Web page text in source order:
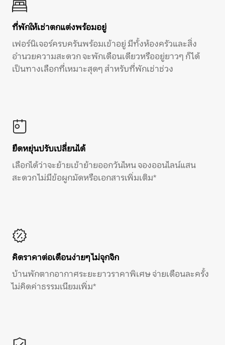
ที่พักให้เช่าตกแต่งพร้อมอยู่
เฟอร์นิเจอร์ครบครันพร้อมเข้าอยู่ มีทั้งห้องครัวและสิ่ง
อำนวยความสะดวก จะพักเดือนเดียวหรืออยู่ยาวๆ ก็ได้
เป็นทางเลือกที่เหมาะสุดๆ สำหรับที่พักเช่าช่วง
ยืดหยุ่นปรับเปลี่ยนได้
เลือกได้ว่าจะย้ายเข้าย้ายออกวันไหน จองออนไลน์แสน
สะดวก ไม่มีข้อผูกมัดหรือเอกสารเพิ่มเติม*
คิดราคาต่อเดือนง่ายๆ ไม่จุกจิก
บ้านพักตากอากาศระยะยาวราคาพิเศษ จ่ายเดือนละครั้ง
ไม่คิดค่าธรรมเนียมเพิ่ม*